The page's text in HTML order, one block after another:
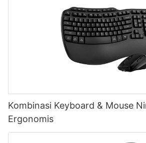
Kombinasi Keyboard & Mouse
Ergonomis